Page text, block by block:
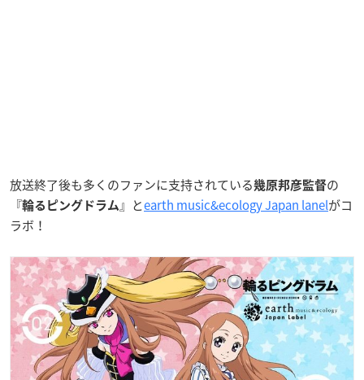
放送終了後も多くのファンに支持されている幾原邦彦監督の
『輪るピングドラム』とearth music&ecology Japan lanelがコ
ラボ！